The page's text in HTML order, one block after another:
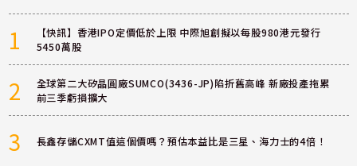
1
【快訊】香港IPO定價低於上限 中際旭創擬以每股980港元發行
5450萬股
2
全球第二大矽晶圓廠SUMCO(3436-JP)陷折舊高峰 新廠投產拖累
前三季虧損擴大
3 長鑫存儲CXMT值這個價嗎？預估本益比是三星、海力士的4倍！